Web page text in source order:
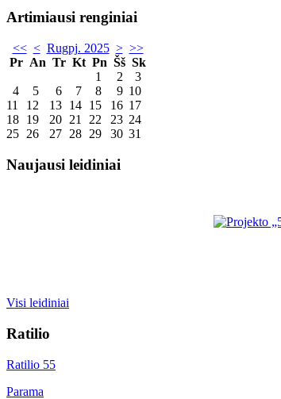
Artimiausi renginiai
<< < Rugpj. 2025 > >>
Pr An Tr Kt Pn Šš Sk
1
2
3
4
5 6 7 8 9 10
11
12 13 14 15 16 17
18 19 20 21 22 23 24
25 26 27 28 29 30 31
Naujausi leidiniai
Visi leidiniai
Ratilio
Ratilio 55
Parama